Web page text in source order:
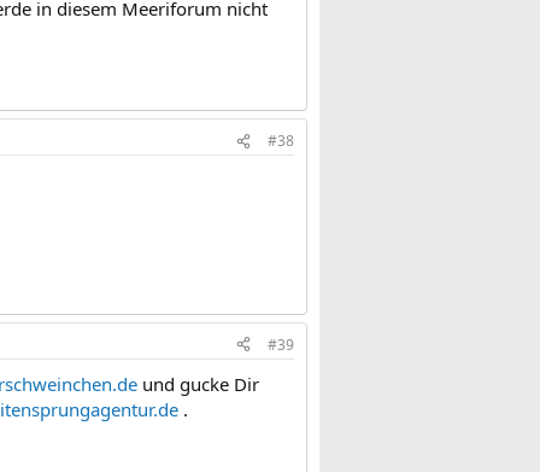
in diesem Meeriforum nicht
#38
#39
und gucke Dir
.